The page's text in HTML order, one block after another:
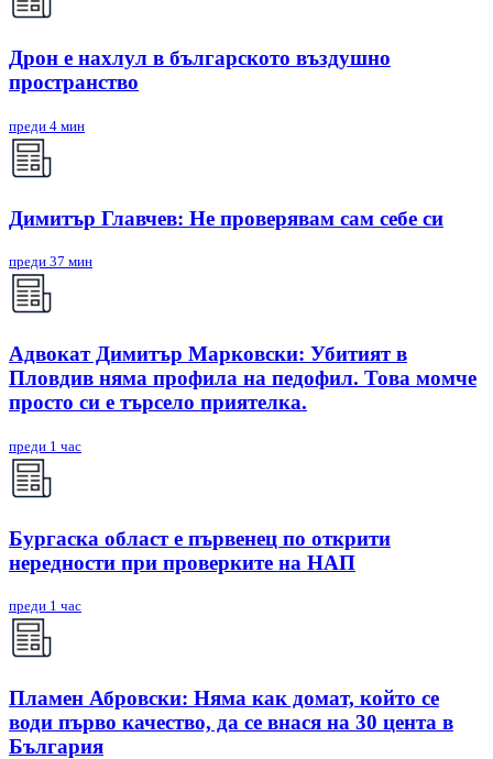
Дрон е нахлул в българското въздушно
пространство
преди 4 мин
Димитър Главчев: Не проверявам сам себе си
преди 37 мин
Адвокат Димитър Марковски: Убитият в
Пловдив няма профила на педофил. Това момче
просто си е търсело приятелка.
преди 1 час
Бургаска област е първенец по открити
нередности при проверките на НАП
преди 1 час
Пламен Абровски: Няма как домат, който се
води първо качество, да се внася на 30 цента в
България